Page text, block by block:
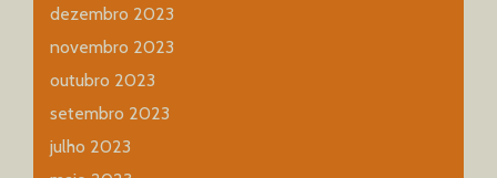
dezembro 2023
novembro 2023
outubro 2023
setembro 2023
julho 2023